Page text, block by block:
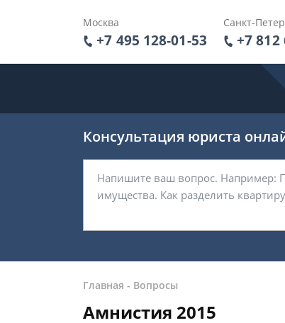
Москва
+7 495 128-01-53
Санкт-
+7 812
Консультация юриста
Главная - Вопросы
Амнистия 2015